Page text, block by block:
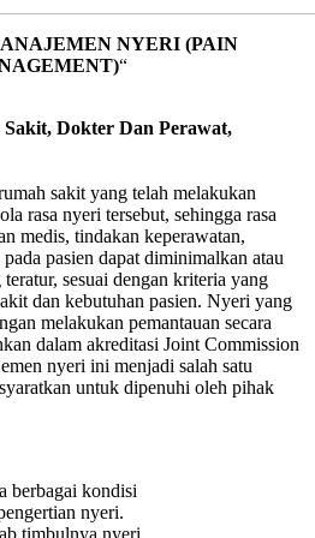
NYERI (PAIN
“
Dokter Dan Perawat,
sakit yang telah melakukan
rasa nyeri tersebut, sehingga rasa
medis, tindakan keperawatan,
pasien dapat diminimalkan atau
sesuai dengan kriteria yang
dan kebutuhan pasien. Nyeri yang
melakukan pemantauan secara
dalam akreditasi Joint Commission
nyeri ini menjadi salah satu
untuk dipenuhi oleh pihak
berbagai kondisi
nyeri.
timbulnya nyeri.